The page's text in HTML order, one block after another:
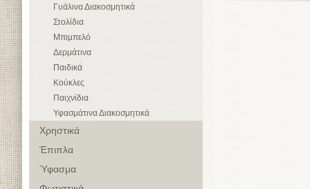
Γυάλινα Διακοσμητικά
Στολίδια
Μπιμπελό
Δερμάτινα
Παιδικά
Κούκλες
Παιχνίδια
Υφασμάτινα Διακοσμητικά
Χρηστικά
Έπιπλα
Ύφασμα